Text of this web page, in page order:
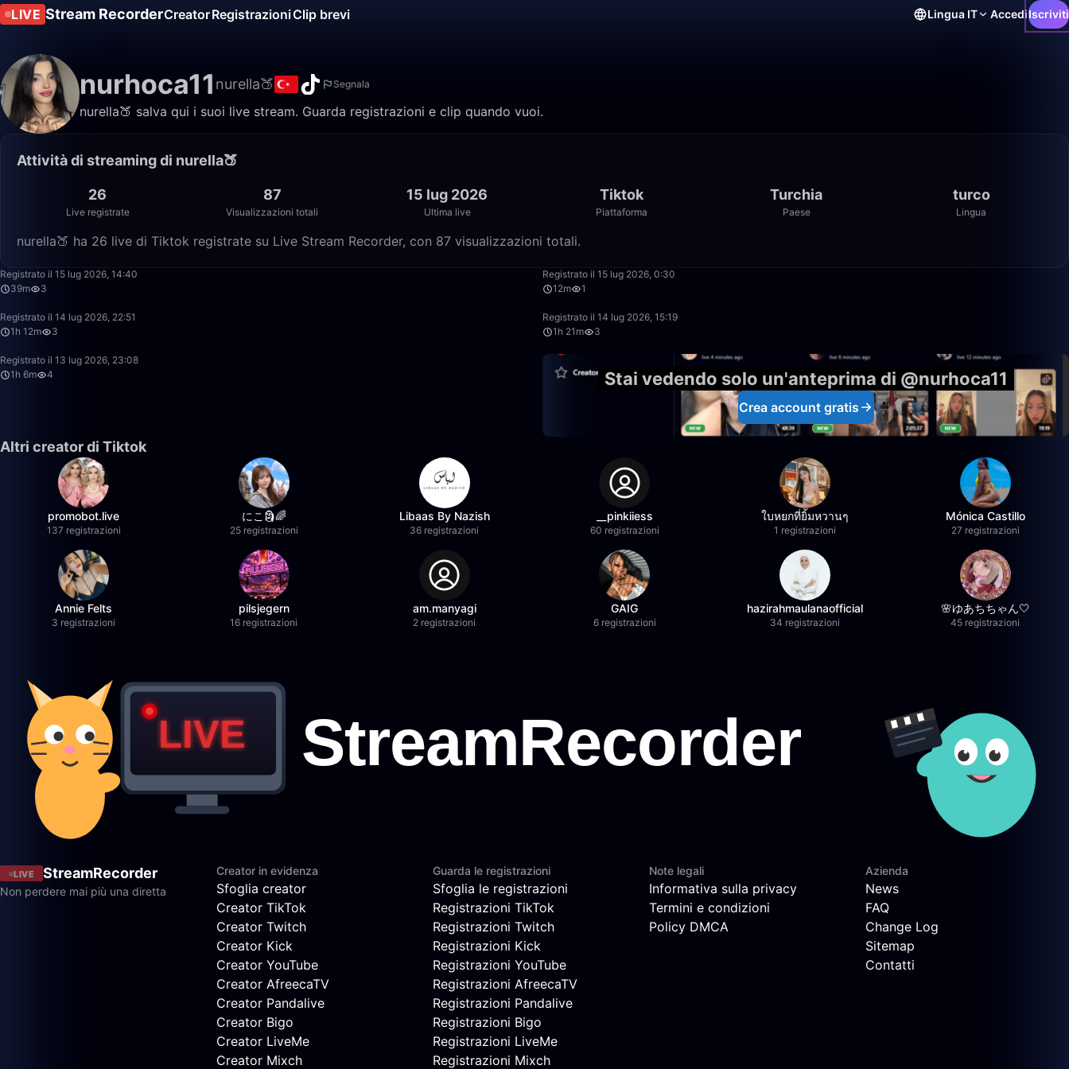
LIVE Stream RecorderCreatorRegistrazioniClip brevi Lingua IT AccediIscriviti
nurhoca11 nurella🍑 Segnala
nurella🍑 salva qui i suoi live stream. Guarda registrazioni e clip quando vuoi.
Attività di streaming di nurella🍑
26
Live registrate
87
Visualizzazioni totali
15 lug 2026
Ultima live
Tiktok
Piattaforma
Turchia
Paese
turco
Lingua
nurella🍑 ha 26 live di Tiktok registrate su Live Stream Recorder, con 87 visualizzazioni totali.
Registrato il 15 lug 2026, 14:40
39m
3
Registrato il 15 lug 2026, 0:30
12m
1
Registrato il 14 lug 2026, 22:51
1h 12m
3
Registrato il 14 lug 2026, 15:19
1h 21m
3
Registrato il 13 lug 2026, 23:08
1h 6m
4 Stai vedendo solo un'anteprima di @nurhoca11
Crea account gratis
Altri creator di Tiktok
promobot.live
137 registrazioni
にこ🗿🌈
25 registrazioni
Libaas By Nazish
36 registrazioni
__pinkiiess
60 registrazioni
ใบหยกที่ยิ้มหวานๆ
1 registrazioni
Mónica Castillo
27 registrazioni
Annie Felts
3 registrazioni
pilsjegern
16 registrazioni
am.manyagi
2 registrazioni
GAIG
6 registrazioni
hazirahmaulanaofficial
34 registrazioni
🌸ゆあちちゃん🤍
45 registrazioni
LIVE StreamRecorder
Non perdere mai più una diretta
Creator in evidenza
Sfoglia creator
Creator TikTok
Creator Twitch
Creator Kick
Creator YouTube
Creator AfreecaTV
Creator Pandalive
Creator Bigo
Creator LiveMe
Creator Mixch
Guarda le registrazioni
Sfoglia le registrazioni
Registrazioni TikTok
Registrazioni Twitch
Registrazioni Kick
Registrazioni YouTube
Registrazioni AfreecaTV
Registrazioni Pandalive
Registrazioni Bigo
Registrazioni LiveMe
Registrazioni Mixch
Note legali
Informativa sulla privacy
Termini e condizioni
Policy DMCA
Azienda
News
FAQ
Change Log
Sitemap
Contatti